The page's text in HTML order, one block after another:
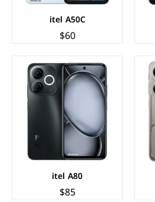
itel A50C
$60
itel A80
$85
الشاشة:IPS LCD بحجم 6.56 بوصة بدقة HD+
المعالج:
الكاميرات:
الذاكرة+الرام:128 + 4 جيجابايت
نظام التشغيل:Android 13
البطارية:5000 مللي أمبير - 10 واط
عرض المواصفات ←